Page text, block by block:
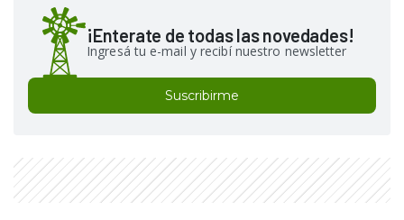
¡Enterate de todas las novedades!
Ingresá tu e-mail y recibí nuestro newsletter
Suscribirme